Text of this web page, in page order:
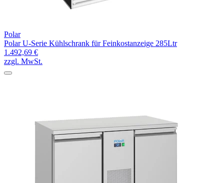
Polar
Polar U-Serie Kühlschrank für Feinkostanzeige 285Ltr
1.492,69 €
zzgl. MwSt.